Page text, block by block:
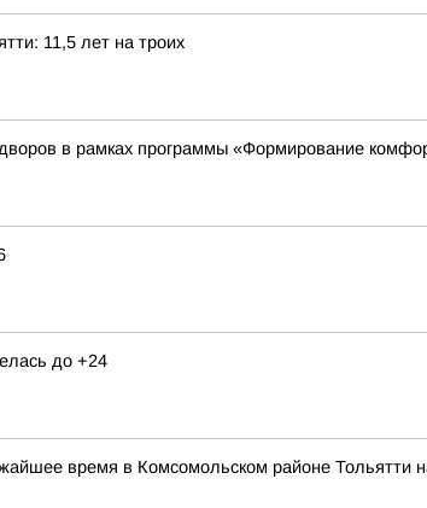
11,5 лет на троих
в рамках программы «Формирование
до +24
время в Комсомольском районе Тольятти